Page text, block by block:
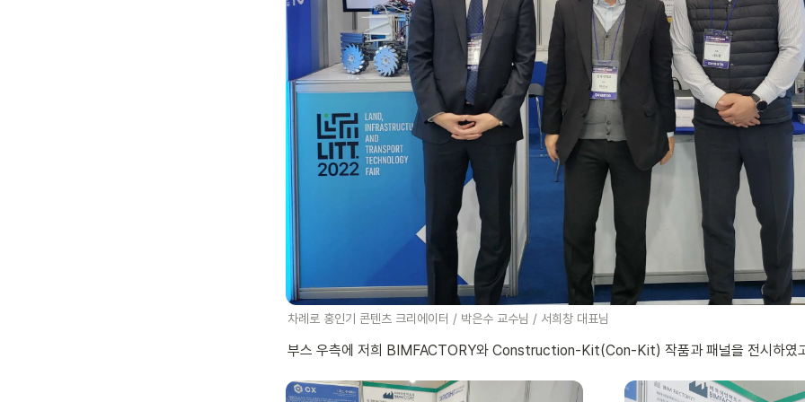
차례로 홍인기 콘텐츠 크리에이터 / 박은수 교수님 / 서희창 대표님
부스 우측에 저희 BIMFACTORY와 Construction-Kit(Con-Kit) 작품과 패널을 전시하였